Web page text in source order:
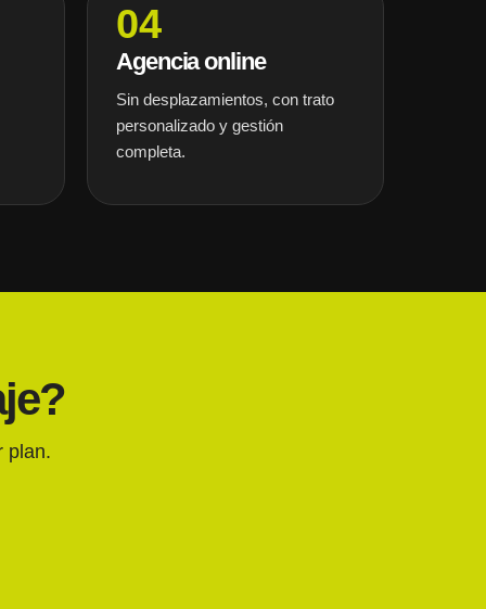
04
Agencia online
Sin desplazamientos, con trato
personalizado y gestión
completa.
plan.